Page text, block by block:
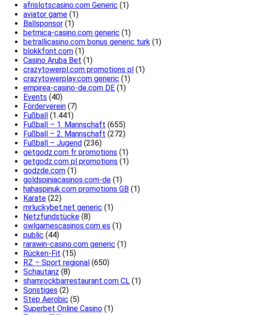
afrislotscasino.com Generic (1)
aviator game (1)
Ballsponsor (1)
betmica-casino.com generic (1)
betrallicasino.com bonus generic turk (1)
blokkfont.com (1)
Casino Aruba Bet (1)
crazytowerpl.com promotions pl (1)
crazytowerplay.com generic (1)
empirea-casino-de.com DE (1)
Events (40)
Förderverein (7)
Fußball
(1.441)
Fußball – 1. Mannschaft (655)
Fußball – 2. Mannschaft (272)
Fußball – Jugend (236)
getgodz.com fr promotions (1)
getgodz.com pl promotions (1)
godzde.com (1)
goldspiniacasinos.com-de (1)
hahaspinuk.com promotions GB (1)
Karate (22)
mrluckybet.net generic (1)
Netzfundstücke (8)
owlgamescasinos.com es (1)
public (44)
rarawin-casino.com generic (1)
Rücken-Fit (15)
RZ – Sport regional (650)
Schautanz (8)
shamrockbarrestaurant.com CL (1)
Sonstiges (2)
Step Aerobic (5)
Superbet Online Casino (1)